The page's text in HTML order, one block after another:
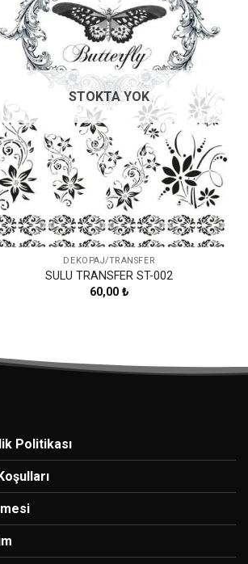
Ekle
STOKTA YOK
DEKOPAJ/TRANSFER
SULU TRANSFER ST-002
60,00 ₺
Politikası